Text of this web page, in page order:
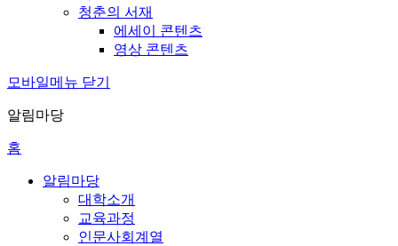
청춘의 서재
에세이 콘텐츠
영상 콘텐츠
모바일메뉴 닫기
알림마당
홈
알림마당
대학소개
교육과정
인문사회계열